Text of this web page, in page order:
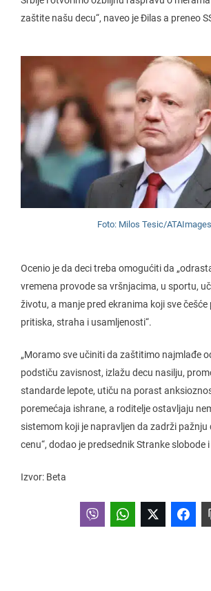
zaštite našu decu“, naveo je Đilas a preneo
Foto: Milos Tesic/ATAImages
Ocenio je da deci treba omogućiti da
vremena provode sa vršnjacima, u sportu,
životu, a manje pred ekranima koji sve
pritiska, straha i usamljenosti“.
„Moramo sve učiniti da zaštitimo najmlađe
podstiču zavisnost, izlažu decu nasilju,
standarde lepote, utiču na porast
poremećaja ishrane, a roditelje ostavljaju
sistemom koji je napravljen da zadrži pažnju
cenu“, dodao je predsednik Stranke slobode
Izvor: Beta